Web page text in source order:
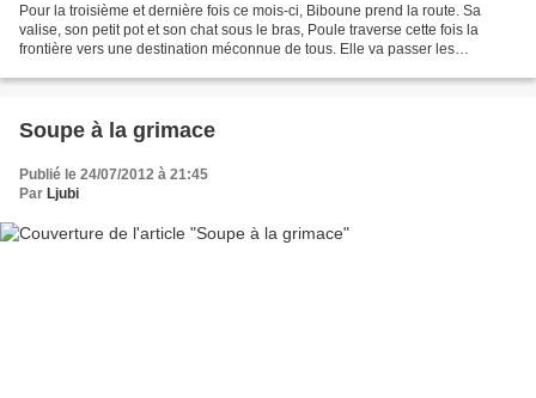
Pour la troisième et dernière fois ce mois-ci, Biboune prend la route. Sa
valise, son petit pot et son chat sous le bras, Poule traverse cette fois la
frontière vers une destination méconnue de tous. Elle va passer les
Soupe à la grimace
Publié le 24/07/2012 à 21:45
Par Ljubi